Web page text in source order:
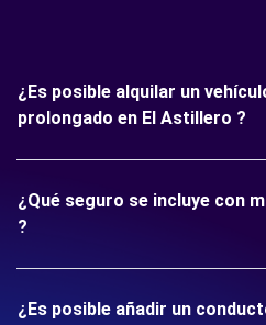
¿Es posible alquilar un
prolongado en El Astillero ?
¿Qué seguro se incluye con
?
¿Es posible añadir un